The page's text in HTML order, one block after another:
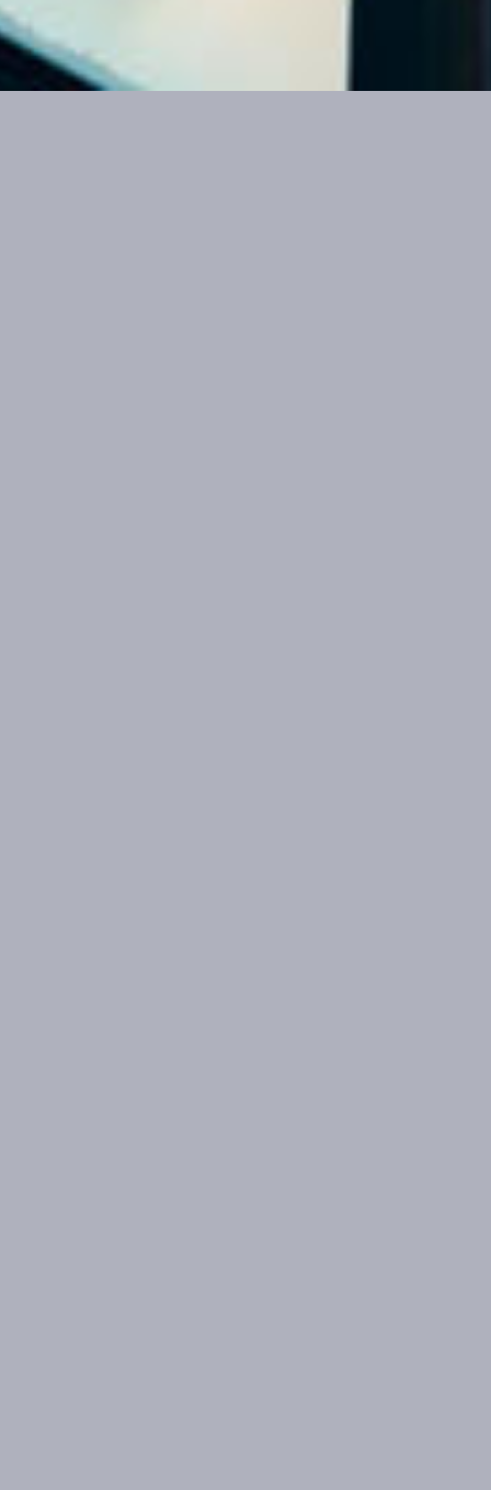
Ta strona używa plików cookies. Kontynuując przeglądanie naszej strony,
ustawieniami przeglądarki i Polityką Prywatności.
Klikając "Akceptuję" zgadasz się na wykorzystywanie przez nas plików